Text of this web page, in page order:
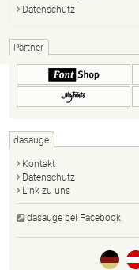
Datenschutz
Partner
dasauge
Kontakt
Datenschutz
Link zu uns
dasauge bei Facebook